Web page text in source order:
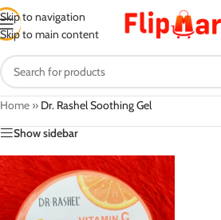
Skip to navigation
Skip to main content
Home » Dr. Rashel Soothing Gel
Show sidebar